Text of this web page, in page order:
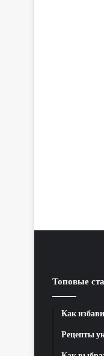
Топовые
Как
Рецепты